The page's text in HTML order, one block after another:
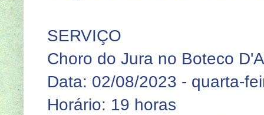
SERVIÇO
Choro do Jura no Boteco
Data: 02/08/2023 - quarta-
Horário: 19 horas